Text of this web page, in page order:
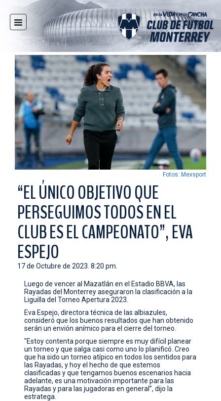
INICIO
NOTICIAS
CLUB
MULTIMEDIA
RAYADOS
RAYADAS
FUERZAS BÁSICAS
RESPONSABILIDAD SOCIAL
TAQUILLA
TIENDA
ESTADIO
PRENSA
CONTACTO
Fotos: Mexsport
“EL ÚNICO OBJETIVO QUE
PERSEGUIMOS TODOS EN EL
CLUB ES EL CAMPEONATO”, EVA
ESPEJO
17 de Octubre de 2023. 8:20 pm.
Luego de vencer al Mazatlán en el Estadio BBVA, las
Rayadas del Monterrey aseguraron la clasificación a la
Liguilla del Torneo Apertura 2023.
Eva Espejo, directora técnica de las albiazules,
consideró que los buenos resultados que han obtenido
serán un envión anímico para el cierre del torneo.
"Estoy contenta porque siempre es muy difícil planear
un torneo y que salga casi como uno lo planificó. Creo
que ha sido un torneo atípico en todos los sentidos para
las Rayadas, y hoy el hecho de que estemos
clasificadas y que tengamos buenos escenarios hacia
adelante, es una motivación importante para las
Rayadas y para las jugadoras en general”, dijo la
estratega.